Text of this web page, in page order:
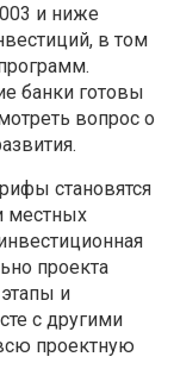
и ниже
в том
банки готовы
вопрос о
становятся
местных
проекта
и
с другими
проектную